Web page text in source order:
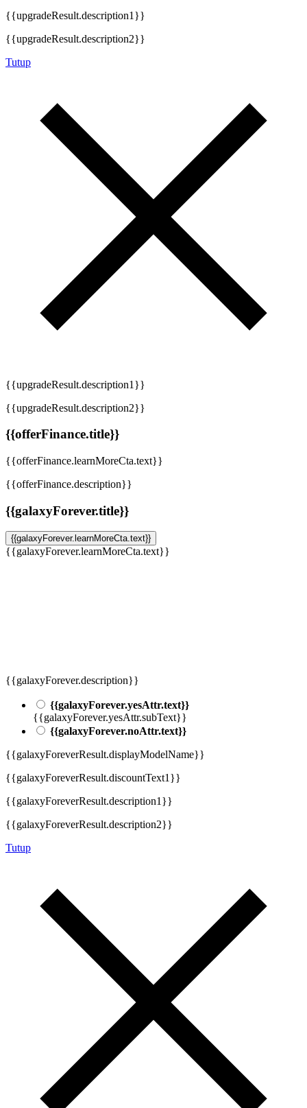
{{upgradeResult.description1}}
{{upgradeResult.description2}}
Tutup
{{upgradeResult.description1}}
{{upgradeResult.description2}}
{{offerFinance.title}}
{{offerFinance.learnMoreCta.text}}
{{offerFinance.description}}
{{galaxyForever.title}}
{{galaxyForever.learnMoreCta.text}}
{{galaxyForever.learnMoreCta.text}}
{{galaxyForever.description}}
{{galaxyForever.yesAttr.text}}
{{galaxyForever.yesAttr.subText}}
{{galaxyForever.noAttr.text}}
{{galaxyForeverResult.displayModelName}}
{{galaxyForeverResult.discountText1}}
{{galaxyForeverResult.description1}}
{{galaxyForeverResult.description2}}
Tutup